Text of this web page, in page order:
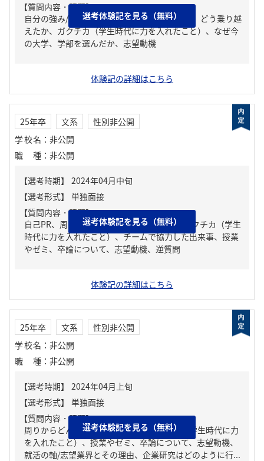
【質問内容・課題】
自分の強み/弱み、人生の中で大きな挫折経験。どう乗り越
えたか、ガクチカ（学生時代に力を入れたこと）、なぜ今
の大学、学部を選んだか、志望動機
選考体験記を見る（無料）
体験記の詳細はこちら
25年卒 文系
性別非公開
学校名 ： 非公開
職種 ： 非公開
【質問内容・課題】
自己PR、周りからどんな人といわれる？、ガクチカ（学生
時代に力を入れたこと）、チームで協力した出来事、授業
やゼミ、卒論について、志望動機、逆質問
選考体験記を見る（無料）
体験記の詳細はこちら
25年卒 文系
性別非公開
学校名 ： 非公開
職種 ： 非公開
【質問内容・課題】
周りからどんな人といわれる？、ガクチカ（学生時代に力
を入れたこと）、授業やゼミ、卒論について、志望動機、
就活の軸/志望業界とその理由、企業研究はどのように行...
選考体験記を見る（無料）